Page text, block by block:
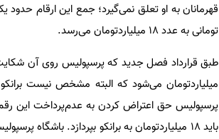
تومانی به عدد 18 میلیاردتومان می‌رسد.
میلیاردتومان می‌شود که البته مشخص نیست
پرسپولیس حق اعتراض کردن به عدم‌پرداخت این
باید 18 میلیاردتومان به برانکو بپردازد.